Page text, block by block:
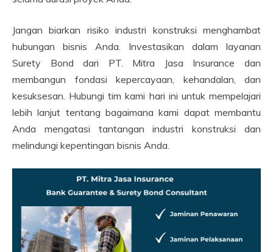
Jangan biarkan risiko industri konstruksi menghambat
hubungan bisnis Anda. Investasikan dalam layanan
Surety Bond dari PT. Mitra Jasa Insurance dan
membangun fondasi kepercayaan, kehandalan, dan
kesuksesan. Hubungi tim kami hari ini untuk mempelajari
lebih lanjut tentang bagaimana kami dapat membantu
Anda mengatasi tantangan industri konstruksi dan
melindungi kepentingan bisnis Anda.